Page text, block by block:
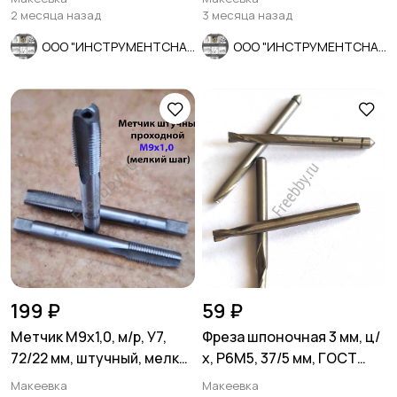
2 месяца назад
3 месяца назад
199 ₽
Метчик М9х1,0, м/р, У7,
72/22 мм, штучный, мелкий
шаг.
Макеевка
59 ₽
Фреза шпоночная 3 мм, ц/
х, Р6М5, 37/5 мм, ГОСТ
9140-78, СССР.
Макеевка